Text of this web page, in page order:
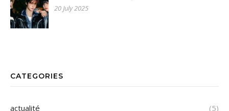
20 July 2025
CATEGORIES
actualité (5)